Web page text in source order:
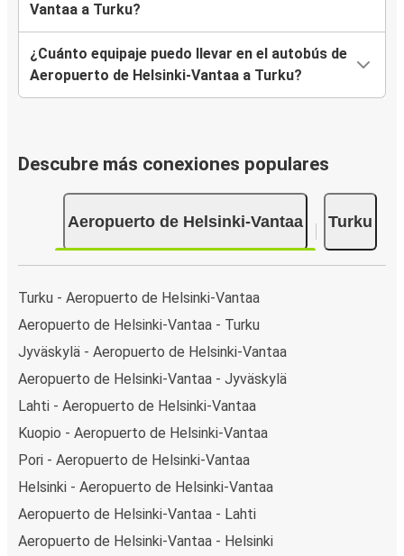
Vantaa a Turku?
¿Cuánto equipaje puedo llevar en el autobús de
Aeropuerto de Helsinki-Vantaa a Turku?
Descubre más conexiones populares
Aeropuerto de Helsinki-Vantaa Turku
Turku - Aeropuerto de Helsinki-Vantaa
Aeropuerto de Helsinki-Vantaa - Turku
Jyväskylä - Aeropuerto de Helsinki-Vantaa
Aeropuerto de Helsinki-Vantaa - Jyväskylä
Lahti - Aeropuerto de Helsinki-Vantaa
Kuopio - Aeropuerto de Helsinki-Vantaa
Pori - Aeropuerto de Helsinki-Vantaa
Helsinki - Aeropuerto de Helsinki-Vantaa
Aeropuerto de Helsinki-Vantaa - Lahti
Aeropuerto de Helsinki-Vantaa - Helsinki